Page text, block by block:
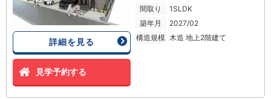
詳細を見る
見学予約する
間取り
1SLDK
築年月
2027/02
構造規模 木造 地上2階建て